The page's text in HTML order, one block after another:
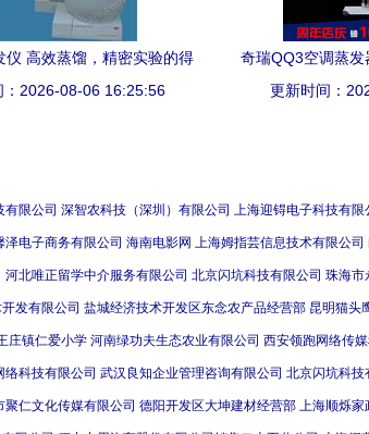
仪 高效蒸馏，精密实验的得
力助手
：2026-08-06 16:25:56
奇瑞QQ3空调蒸发
汽车配件到实
更新时间：
有限公司 深智农科技（深圳）有限公司 上海迎锝电子科技有限
泽电子商务有限公司 海南电影网 上海姆指芸信息技术有限公司
河北唯正留学中介服务有限公司 北京闪坑科技有限公司 珠海市
发有限公司 盐城经济技术开发区东念农产品经营部 昆明猫头
庄镇仁爱小学 河南绿功夫生态农业有限公司 西安领跑网络传
络科技有限公司 武汉良知企业管理咨询有限公司 北京闪坑科技
聚仁文化传媒有限公司 德阳开发区大坤建材经营部 上海顺烁家